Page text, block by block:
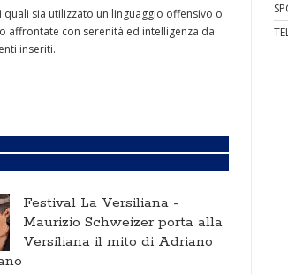
sia utilizzato un linguaggio offensivo o
affrontate con serenità ed intelligenza da
inseriti.
Festival La Versiliana -
Maurizio Schweizer porta alla
Versiliana il mito di Adriano